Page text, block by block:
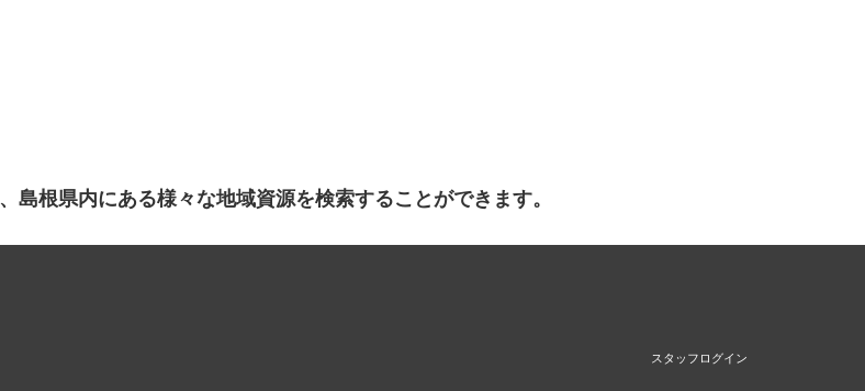
島根県内にある様々な地域資源を検索することができます。
スタッフログイン